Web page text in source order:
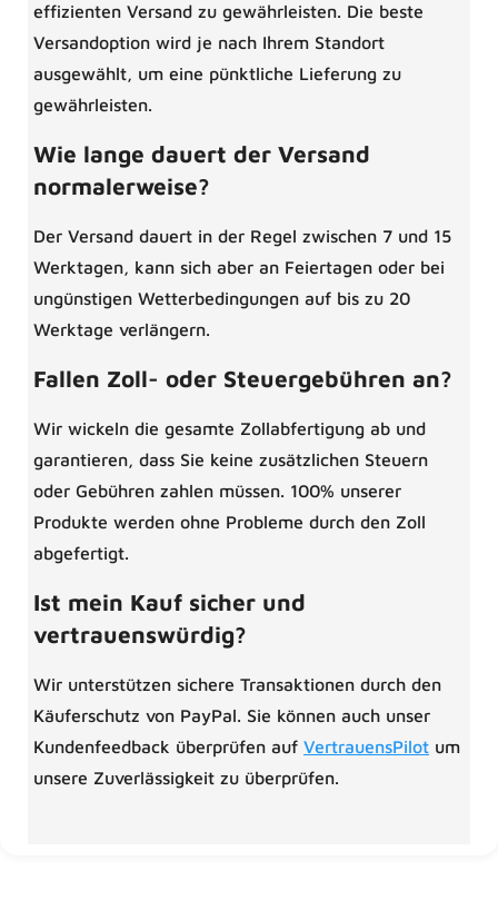
effizienten Versand zu gewährleisten. Die beste
Versandoption wird je nach Ihrem Standort
ausgewählt, um eine pünktliche Lieferung zu
gewährleisten.
Wie lange dauert der Versand
normalerweise?
Der Versand dauert in der Regel zwischen 7 und 15
Werktagen, kann sich aber an Feiertagen oder bei
ungünstigen Wetterbedingungen auf bis zu 20
Werktage verlängern.
Fallen Zoll- oder Steuergebühren an?
Wir wickeln die gesamte Zollabfertigung ab und
garantieren, dass Sie keine zusätzlichen Steuern
oder Gebühren zahlen müssen. 100% unserer
Produkte werden ohne Probleme durch den Zoll
abgefertigt.
Ist mein Kauf sicher und
vertrauenswürdig?
Wir unterstützen sichere Transaktionen durch den
Käuferschutz von PayPal. Sie können auch unser
Kundenfeedback überprüfen auf VertrauensPilot um
unsere Zuverlässigkeit zu überprüfen.